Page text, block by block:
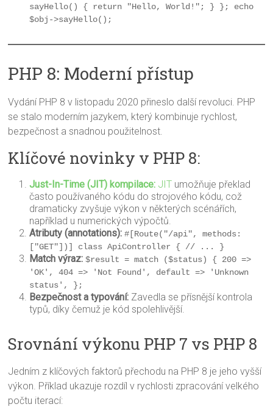
sayHello() { return "Hello, World!"; } }; echo
$obj->sayHello();
PHP 8: Moderní přístup
Vydání PHP 8 v listopadu 2020 přineslo další revoluci. PHP
se stalo moderním jazykem, který kombinuje rychlost,
bezpečnost a snadnou použitelnost.
Klíčové novinky v PHP 8:
Just-In-Time (JIT) kompilace: JIT umožňuje překlad
často používaného kódu do strojového kódu, což
dramaticky zvyšuje výkon v některých scénářích,
například u numerických výpočtů.
Atributy (annotations): #[Route("/api", methods:
["GET"])] class ApiController { // ... }
Match výraz: $result = match ($status) { 200 =>
'OK', 404 => 'Not Found', default => 'Unknown
status', };
Bezpečnost a typování: Zavedla se přísnější kontrola
typů, díky čemuž je kód spolehlivější.
Srovnání výkonu PHP 7 vs PHP 8
Jedním z klíčových faktorů přechodu na PHP 8 je jeho vyšší
výkon. Příklad ukazuje rozdíl v rychlosti zpracování velkého
počtu iterací: